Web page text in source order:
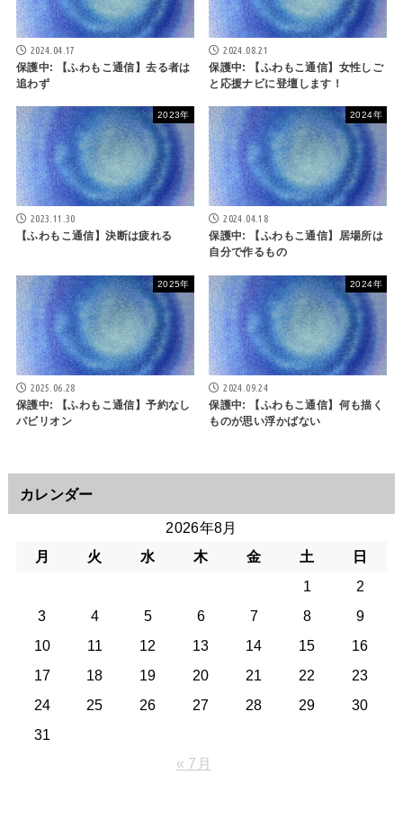
2024.04.17
保護中: 【ふわもこ通信】去る者は
追わず
2024.08.21
保護中: 【ふわもこ通信】女性しご
と応援ナビに登壇します！
2023年
2023.11.30
【ふわもこ通信】決断は疲れる
2024年
2024.04.18
保護中: 【ふわもこ通信】居場所は
自分で作るもの
2025年
2025.06.28
保護中: 【ふわもこ通信】予約なし
パビリオン
2024年
2024.09.24
保護中: 【ふわもこ通信】何も描く
ものが思い浮かばない
カレンダー
2026年8月
月
火 水 木 金 土
日
1
2
3
4 5 6 7 8
9
10
11 12 13 14 15
16
17
18 19 20 21 22
23
24
25 26 27 28 29
30
31
« 7月